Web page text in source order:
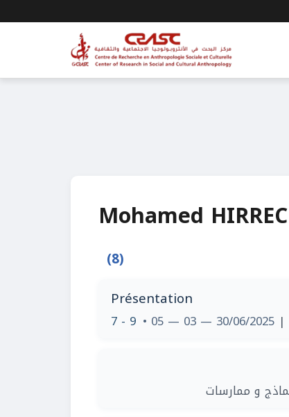
Mohamed
(8)
Présentation
7 - 9 • 05 — 03 — 30/06/2025 |